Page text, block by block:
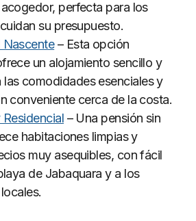
perfecta para los
su presupuesto.
Nascente– Esta opción
un alojamiento sencillo y
comodidades esenciales y
conveniente cerca de la costa.
– Una pensión sin
habitaciones limpias y
muy asequibles, con fácil
de Jabaquara y a los